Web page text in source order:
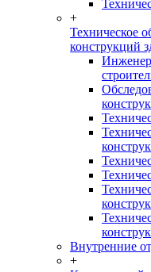
+
Техническое
конструкций
Внутренние
+